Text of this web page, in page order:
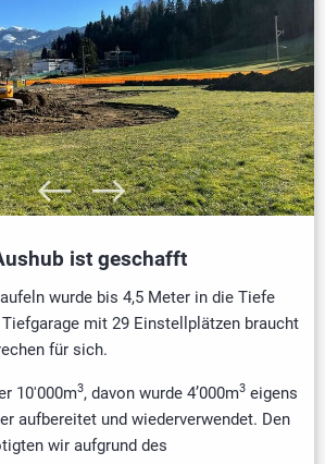
ist geschafft
wurde bis 4,5 Meter in die Tiefe
mit 29 Einstellplätzen braucht
für sich.
10'000m3, davon wurde 4’000m3 eigens
aufbereitet und wiederverwendet. Den
wir aufgrund des